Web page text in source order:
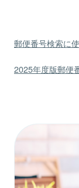
郵便番号検索に
2025年度版郵便